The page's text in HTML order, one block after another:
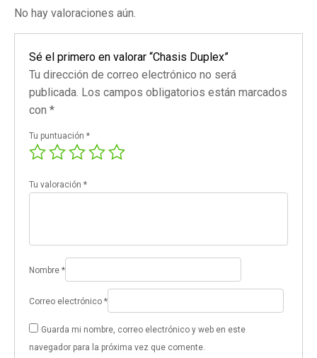
No hay valoraciones aún.
Sé el primero en valorar “Chasis Duplex”
Tu dirección de correo electrónico no será
publicada. Los campos obligatorios están marcados
con *
Tu puntuación *
Tu valoración *
Nombre *
Correo electrónico *
Guarda mi nombre, correo electrónico y web en este
navegador para la próxima vez que comente.